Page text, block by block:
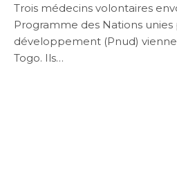
Trois médecins volontaires
Programme des Nations unies
développement (Pnud)
Togo. Ils…